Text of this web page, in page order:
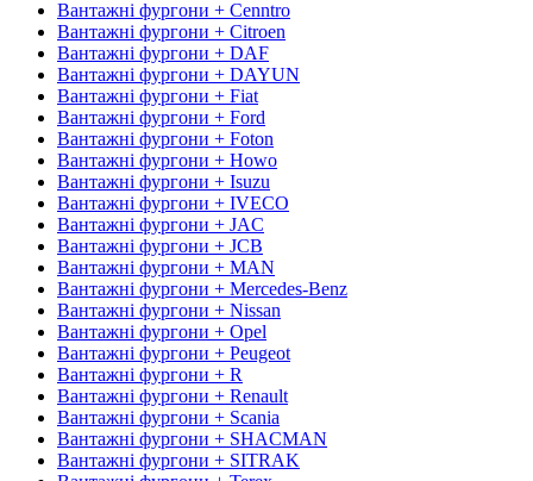
Вантажні фургони + Cenntro
Вантажні фургони + Citroen
Вантажні фургони + DAF
Вантажні фургони + DAYUN
Вантажні фургони + Fiat
Вантажні фургони + Ford
Вантажні фургони + Foton
Вантажні фургони + Howo
Вантажні фургони + Isuzu
Вантажні фургони + IVECO
Вантажні фургони + JAC
Вантажні фургони + JCB
Вантажні фургони + MAN
Вантажні фургони + Mercedes-Benz
Вантажні фургони + Nissan
Вантажні фургони + Opel
Вантажні фургони + Peugeot
Вантажні фургони + R
Вантажні фургони + Renault
Вантажні фургони + Scania
Вантажні фургони + SHACMAN
Вантажні фургони + SITRAK